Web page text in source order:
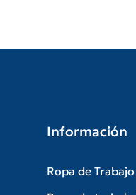
Información
Ropa de